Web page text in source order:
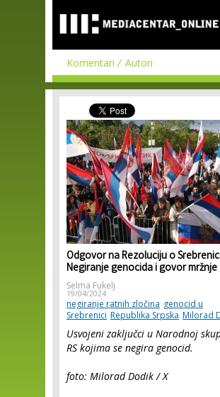
main
content
Komentari Autori
Odgovor na Rezoluciju o
Negiranje genocida i govor mržnje
Selma Fukelj
19/04/2024
negiranje ratnih zločina genocid u
Srebrenici Republika Srpska Milorad
Usvojeni zaključci u Narodnoj
RS kojima se negira genocid.
foto: Milorad Dodik / X